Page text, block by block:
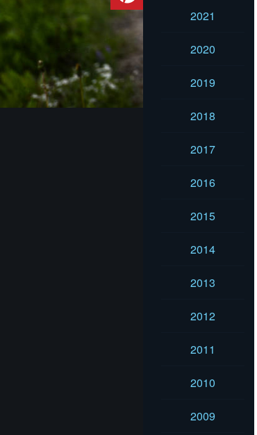
2021
2020
2019
2018
2017
2016
2015
2014
2013
2012
2011
2010
2009